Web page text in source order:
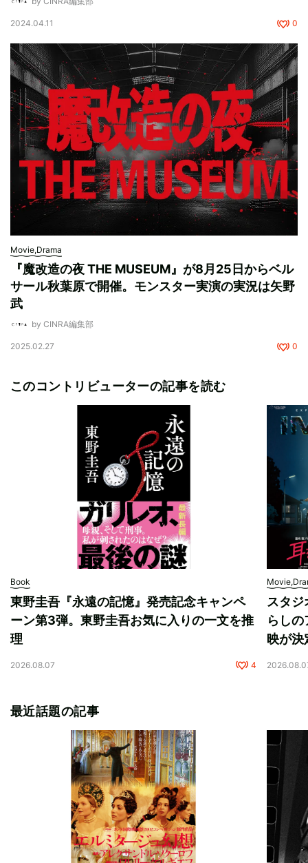
2024.04.11 0
Movie,Drama
『魔改造の夜 THE MUSEUM』が8月25日からベル
サール秋葉原で開催。モンスター実演の実況は矢野
武
by CINRA編集部
2025.02.27 0
このコントリビューターの記事を読む
Book
東野圭吾『永遠の記憶』発売記念キャンペ
ーン第3弾。東野圭吾お気に入りの一文を推
理
2026.08.07 4
スタジ
らし
映が決
最近話題の記事